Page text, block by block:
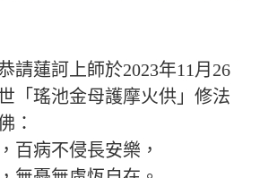
請蓮訶上師於2023年11月26
「瑤池金母護摩火供」修法
：
百病不侵長安樂，